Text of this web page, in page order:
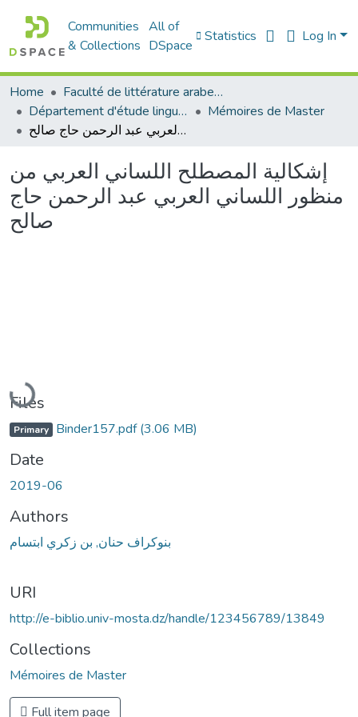
Communities
& Collections
All of
DSpace
Statistics Log In
Home
Faculté de littérature arabe et des arts
Département d'étude linguistique
Mémoires de Master
إشكالية المصطلح اللساني العربي من منظور اللساني العربي عبد الرحمن حاج صالح
إشكالية المصطلح اللساني العربي من
منظور اللساني العربي عبد الرحمن حاج
صالح
Loading...
Files
Primary Binder157.pdf(3.06 MB)
Date
2019-06
Authors
بنوكراف حنان, بن زكري ابتسام
URI
http://e-biblio.univ-mosta.dz/handle/123456789/13849
Collections
Mémoires de Master
Full item page